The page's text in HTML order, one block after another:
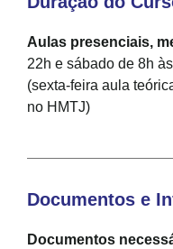
Aulas presenciais,
22h e sábado de 8h
(sexta-feira aula
no HMTJ)
Documentos e
Documentos